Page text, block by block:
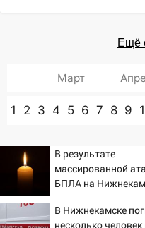
Ещё
Март
1 2 3 4 5 6 7 8 9
В результате
массированной
БПЛА на
В Нижнекамске
несколько человек